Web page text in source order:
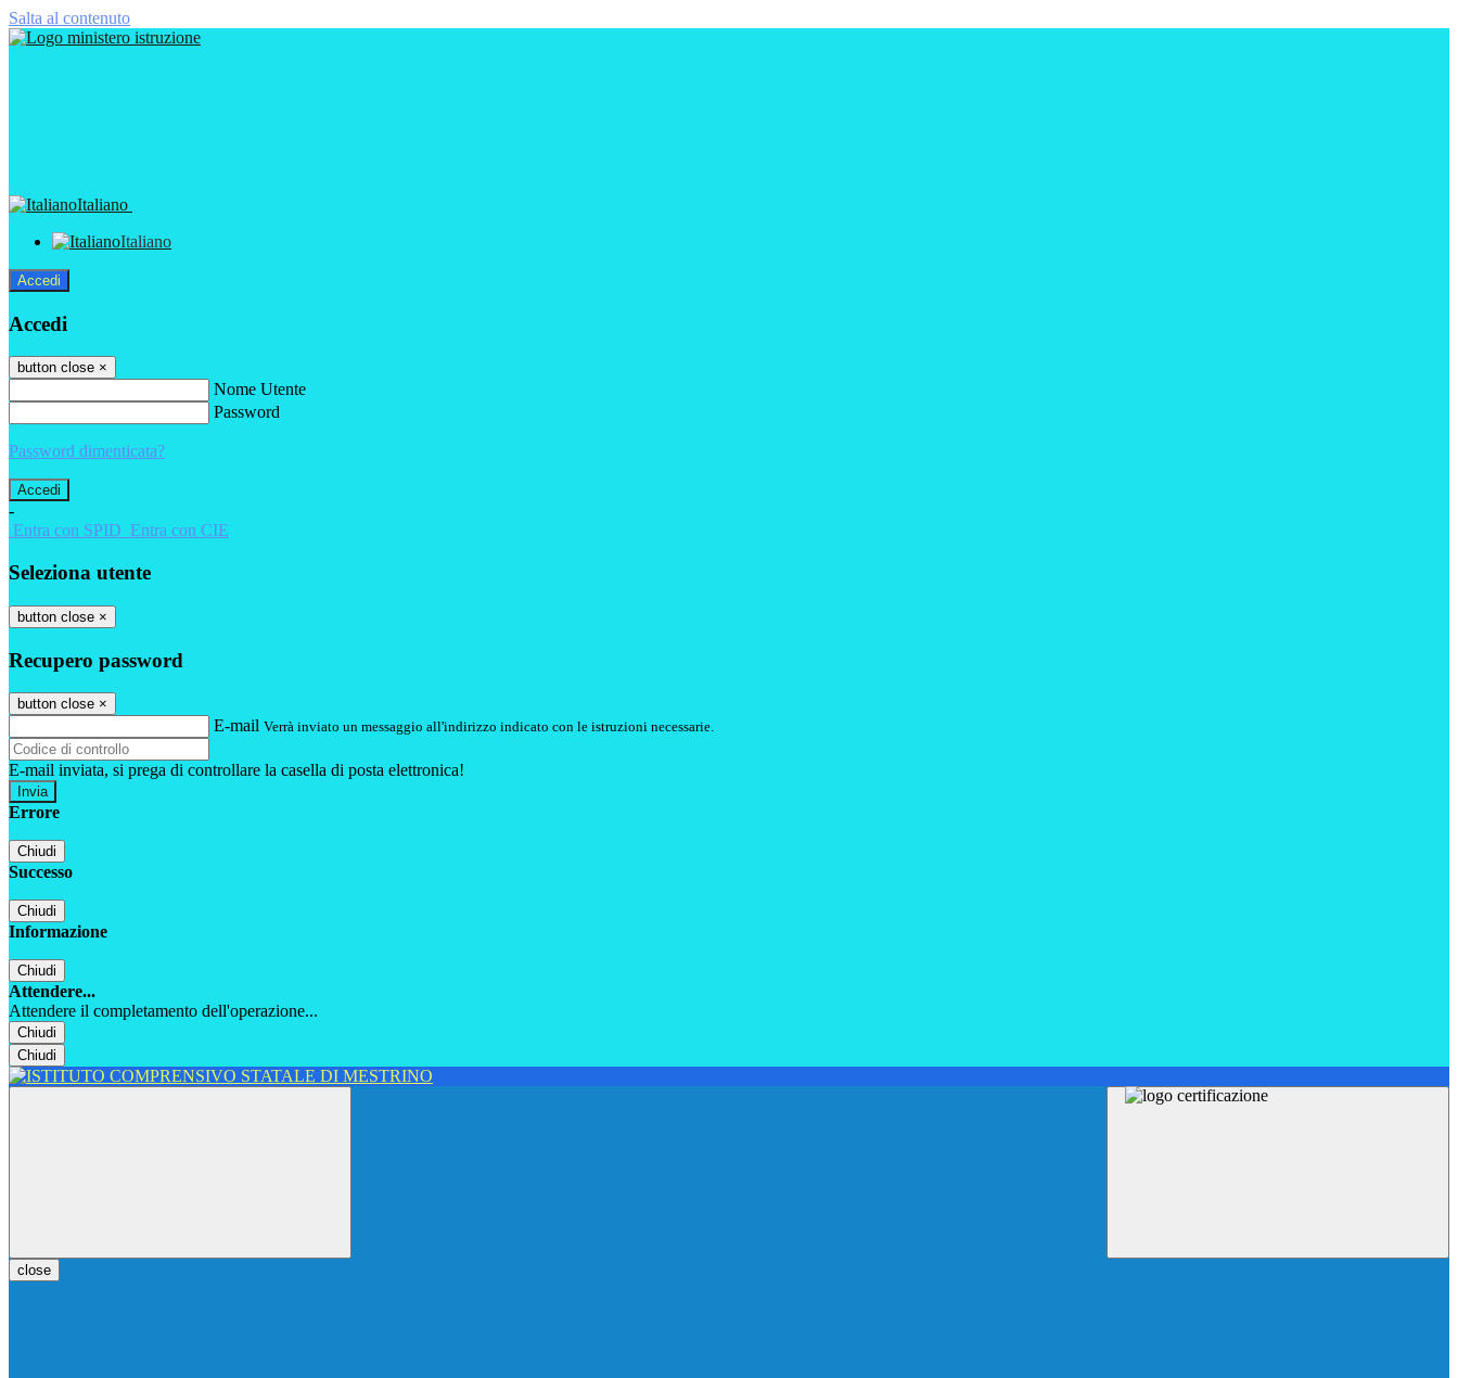
Salta al contenuto
Italiano
Italiano
Accedi
Accedi
button close ×
Nome Utente
Password
Password dimenticata?
-
Entra con SPID Entra con CIE
Seleziona utente
button close ×
Recupero password
button close ×
E-mail Verrà inviato un messaggio all'indirizzo indicato con le istruzioni necessarie.
E-mail inviata, si prega di controllare la casella di posta elettronica!
Errore
Chiudi
Successo
Chiudi
Informazione
Chiudi
Attendere...
Attendere il completamento dell'operazione...
Chiudi
Chiudi
close